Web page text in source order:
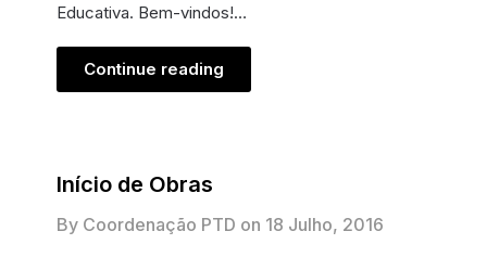
Educativa. Bem-vindos!…
Continue reading
Início de Obras
By Coordenação PTD on 18 Julho, 2016